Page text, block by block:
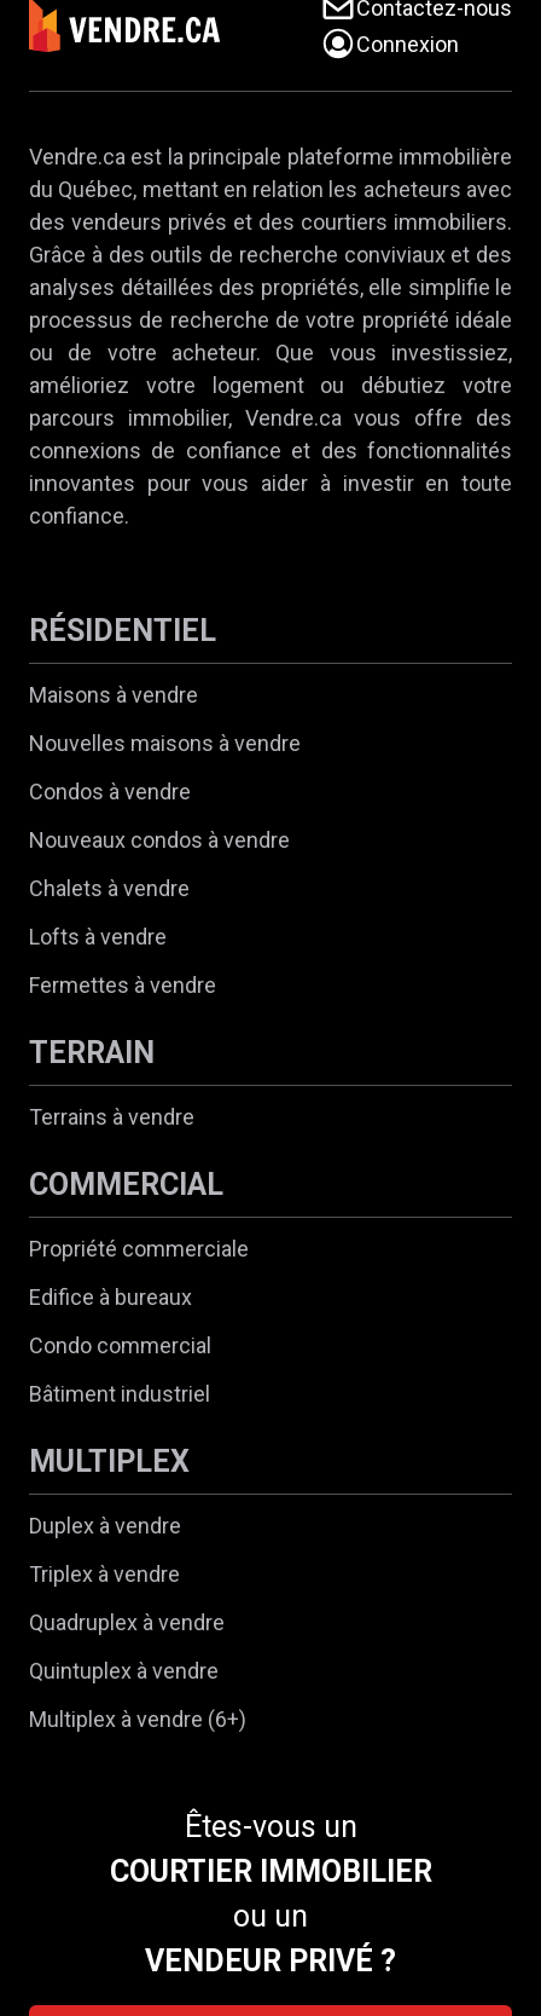
Contactez-nous
Connexion
Vendre.ca est la principale plateforme immobilière
du Québec, mettant en relation les acheteurs avec
des vendeurs privés et des courtiers immobiliers.
Grâce à des outils de recherche conviviaux et des
analyses détaillées des propriétés, elle simplifie le
processus de recherche de votre propriété idéale
ou de votre acheteur. Que vous investissiez,
amélioriez votre logement ou débutiez votre
parcours immobilier, Vendre.ca vous offre des
connexions de confiance et des fonctionnalités
innovantes pour vous aider à investir en toute
confiance.
RÉSIDENTIEL
Maisons à vendre
Nouvelles maisons à vendre
Condos à vendre
Nouveaux condos à vendre
Chalets à vendre
Lofts à vendre
Fermettes à vendre
TERRAIN
Terrains à vendre
COMMERCIAL
Propriété commerciale
Edifice à bureaux
Condo commercial
Bâtiment industriel
MULTIPLEX
Duplex à vendre
Triplex à vendre
Quadruplex à vendre
Quintuplex à vendre
Multiplex à vendre (6+)
Êtes-vous un
COURTIER IMMOBILIER
ou un
VENDEUR PRIVÉ ?